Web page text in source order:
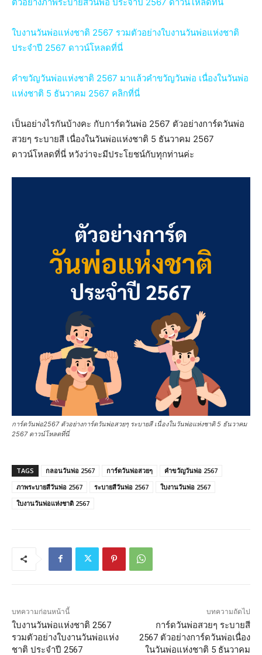
ใบงานวันพ่อแห่งชาติ 2567 รวมตัวอย่างใบงานวันพ่อแห่งชาติ
ประจำปี 2567 ดาวน์โหลดที่นี่
คําขวัญวันพ่อแห่งชาติ 2567 มาแล้วคําขวัญวันพ่อ เนื่องในวันพ่อ
แห่งชาติ 5 ธันวาคม 2567 คลิกที่นี่
เป็นอย่างไรกันบ้างคะ กับการ์ดวันพ่อ 2567 ตัวอย่างการ์ดวันพ่อ
สวยๆ ระบายสี เนื่องในวันพ่อแห่งชาติ 5 ธันวาคม 2567
ดาวน์โหลดที่นี่ หวังว่าจะมีประโยชน์กับทุกท่านค่ะ
การ์ดวันพ่อ2567 ตัวอย่างการ์ดวันพ่อสวยๆ ระบายสี เนื่องในวันพ่อแห่งชาติ 5 ธันวาคม
2567 ดาวน์โหลดที่นี่
TAGS กลอนวันพ่อ 2567 การ์ดวันพ่อสวยๆ
คําขวัญวันพ่อ 2567
ภาพระบายสีวันพ่อ 2567
ระบายสีวันพ่อ 2567
ใบงานวันพ่อ 2567
ใบงานวันพ่อแห่งชาติ 2567
บทความก่อนหน้านี้
ใบงานวันพ่อแห่งชาติ 2567
รวมตัวอย่างใบงานวันพ่อแห่ง
ชาติ ประจำปี 2567
บทความถัดไป
การ์ดวันพ่อสวยๆ ระบายสี
2567 ตัวอย่างการ์ดวันพ่อเนื่อง
ในวันพ่อแห่งชาติ 5 ธันวาคม